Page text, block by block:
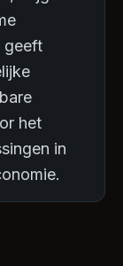
geeft
het
in